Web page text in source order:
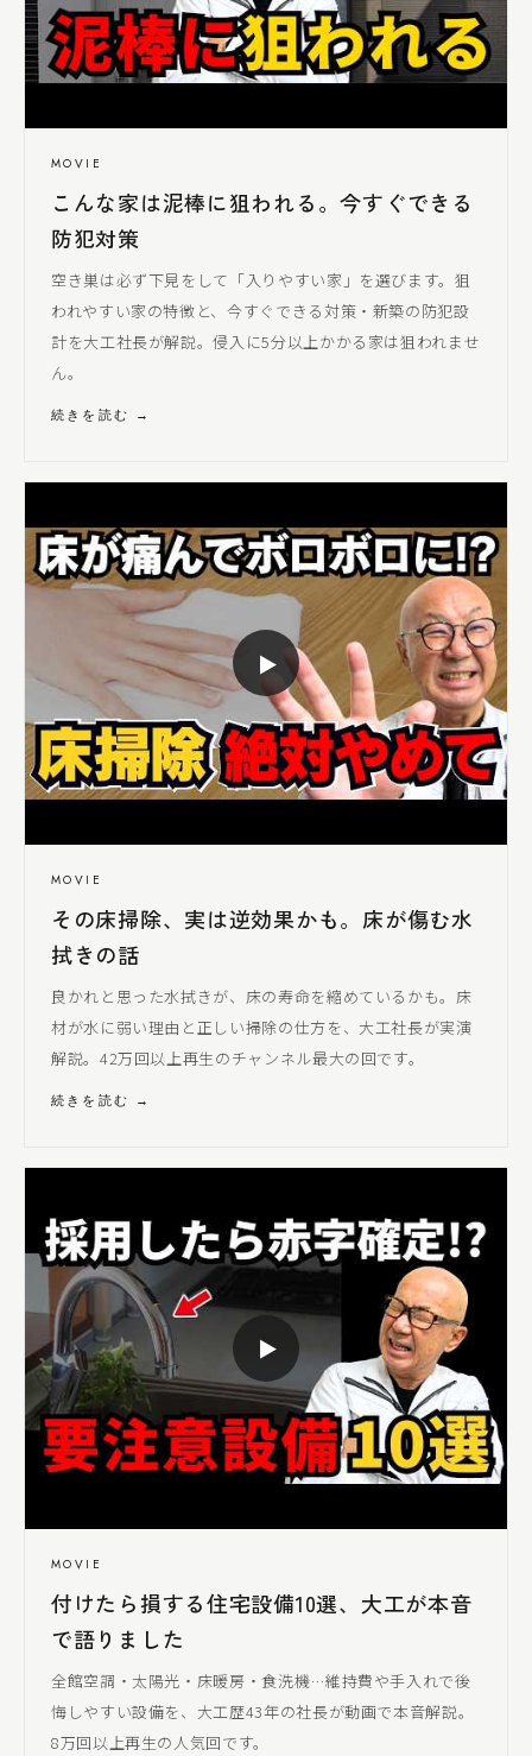
MOVIE
こんな家は泥棒に狙われる。今すぐできる
防犯対策
空き巣は必ず下見をして「入りやすい家」を選びます。狙
われやすい家の特徴と、今すぐできる対策・新築の防犯設
計を大工社長が解説。侵入に5分以上かかる家は狙われませ
ん。
続きを読む →
▶
MOVIE
その床掃除、実は逆効果かも。床が傷む水
拭きの話
良かれと思った水拭きが、床の寿命を縮めているかも。床
材が水に弱い理由と正しい掃除の仕方を、 大工社長が実演
解説。42万回以上再生のチャンネル最大の回です。
続きを読む →
▶
MOVIE
付けたら損する住宅設備10選、大工が本音
で語りました
全館空調・太陽光・床暖房・食洗機…維持費や手入れで後
悔しやすい設備を、大工歴43年の社長が動画で本音解説。
8万回以上再生の人気回です。